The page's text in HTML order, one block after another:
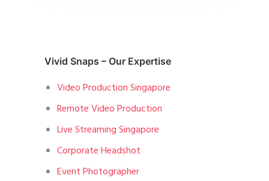
Vivid Snaps – Our Expertise
Video Production Singapore
Remote Video Production
Live Streaming Singapore
Corporate Headshot
Event Photographer